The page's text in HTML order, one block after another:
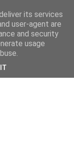
condividere
its services
user-agent are
and security
usage